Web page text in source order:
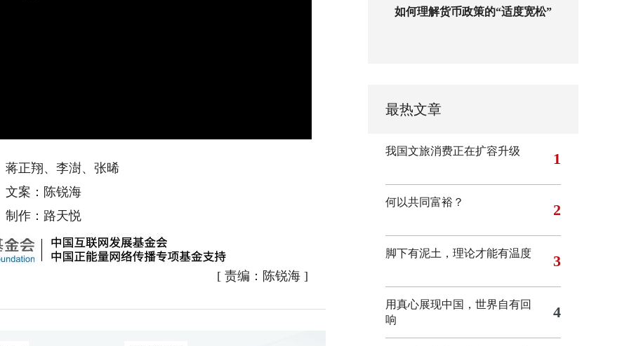
翔、李澍、张晞
：陈锐海
：路天悦
[ 责编：陈锐海 ]
如何理解货币政策的“适度宽松”
最热文章
我国文旅消费正在扩容升级 1
何以共同富裕？ 2
脚下有泥土，理论才能有温度 3
用真心展现中国，世界自有回
响
4